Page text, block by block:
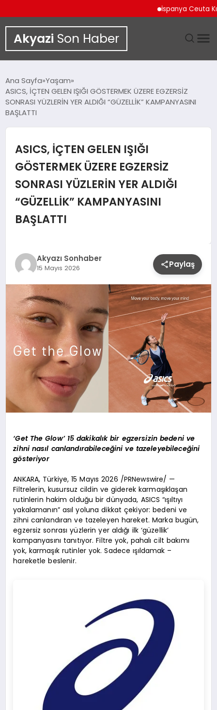
İspanya Ceuta
Akyazi Son Haber
SIYASET
EKONOMI
SPOR
TEKNOLOJI
YAŞAM
Ana Sayfa Yaşam
ASICS, İÇTEN GELEN IŞIĞI GÖSTERMEK ÜZERE EGZERSİZ
SONRASI YÜZLERİN YER ALDIĞI “GÜZELLİK” KAMPANYASINI
BAŞLATTI
ASICS, İÇTEN GELEN IŞIĞI
GÖSTERMEK ÜZERE EGZERSİZ
SONRASI YÜZLERİN YER ALDIĞI
“GÜZELLİK” KAMPANYASINI
BAŞLATTI
Akyazı Sonhaber
15 Mayıs 2026 Paylaş
‘Get The Glow’ 15 dakikalık bir egzersizin bedeni ve
zihni nasıl canlandırabileceğini ve tazeleyebileceğini
gösteriyor
ANKARA, Türkiye, 15 Mayıs 2026 /PRNewswire/ —
Filtrelerin, kusursuz cildin ve giderek karmaşıklaşan
rutinlerin hakim olduğu bir dünyada, ASICS “ışıltıyı
yakalamanın” asıl yoluna dikkat çekiyor: bedeni ve
zihni canlandıran ve tazeleyen hareket. Marka bugün,
egzersiz sonrası yüzlerin yer aldığı ilk ‘güzellik’
kampanyasını tanıtıyor. Filtre yok, pahalı cilt bakımı
yok, karmaşık rutinler yok. Sadece ışıldamak –
hareketle beslenir.